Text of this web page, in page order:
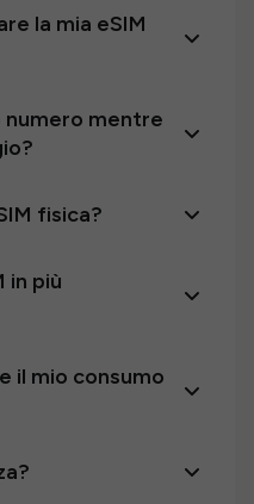
la mia eSIM
numero mentre
fisica?
in più
il mio consumo